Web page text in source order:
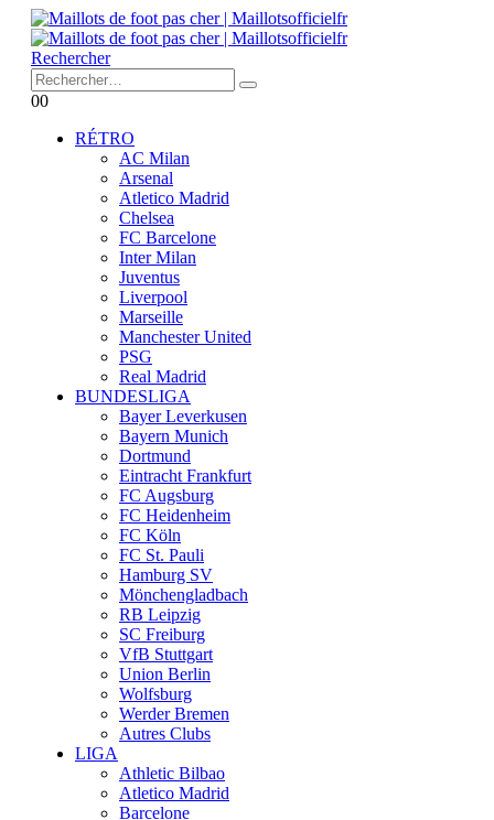
Rechercher
00
RÉTRO
AC Milan
Arsenal
Atletico Madrid
Chelsea
FC Barcelone
Inter Milan
Juventus
Liverpool
Marseille
Manchester United
PSG
Real Madrid
BUNDESLIGA
Bayer Leverkusen
Bayern Munich
Dortmund
Eintracht Frankfurt
FC Augsburg
FC Heidenheim
FC Köln
FC St. Pauli
Hamburg SV
Mönchengladbach
RB Leipzig
SC Freiburg
VfB Stuttgart
Union Berlin
Wolfsburg
Werder Bremen
Autres Clubs
LIGA
Athletic Bilbao
Atletico Madrid
Barcelone